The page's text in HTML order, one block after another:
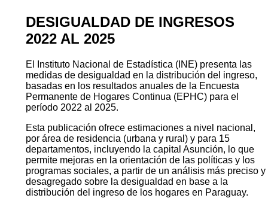
DESIGUALDAD DE INGRESOS
2022 AL 2025
El Instituto Nacional de Estadística (INE) presenta las
medidas de desigualdad en la distribución del ingreso,
basadas en los resultados anuales de la Encuesta
Permanente de Hogares Continua (EPHC) para el
período 2022 al 2025.
Esta publicación ofrece estimaciones a nivel nacional,
por área de residencia (urbana y rural) y para 15
departamentos, incluyendo la capital Asunción, lo que
permite mejoras en la orientación de las políticas y los
programas sociales, a partir de un análisis más preciso y
desagregado sobre la desigualdad en base a la
distribución del ingreso de los hogares en Paraguay.